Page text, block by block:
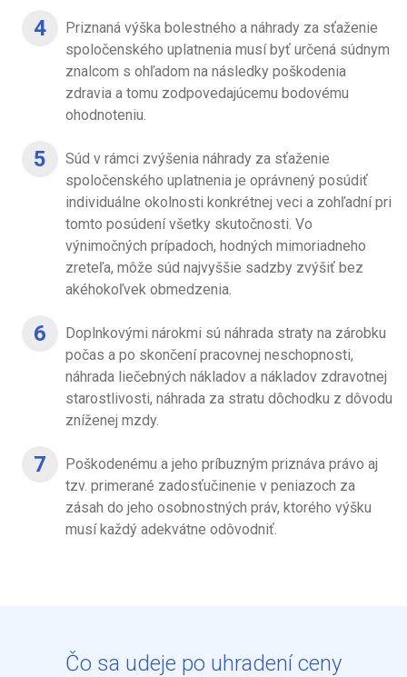
Priznaná výška bolestného a náhrady za sťaženie
spoločenského uplatnenia musí byť určená súdnym
znalcom s ohľadom na následky poškodenia
zdravia a tomu zodpovedajúcemu bodovému
ohodnoteniu.
Súd v rámci zvýšenia náhrady za sťaženie
spoločenského uplatnenia je oprávnený posúdiť
individuálne okolnosti konkrétnej veci a zohľadní pri
tomto posúdení všetky skutočnosti. Vo
výnimočných prípadoch, hodných mimoriadneho
zreteľa, môže súd najvyššie sadzby zvýšiť bez
akéhokoľvek obmedzenia.
Doplnkovými nárokmi sú náhrada straty na zárobku
počas a po skončení pracovnej neschopnosti,
náhrada liečebných nákladov a nákladov zdravotnej
starostlivosti, náhrada za stratu dôchodku z dôvodu
zníženej mzdy.
Poškodenému a jeho príbuzným priznáva právo aj
tzv. primerané zadosťučinenie v peniazoch za
zásah do jeho osobnostných práv, ktorého výšku
musí každý adekvátne odôvodniť.
Čo sa udeje po uhradení ceny